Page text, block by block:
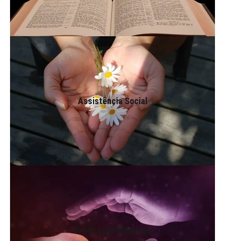
Assistência Social
Assistência Social
Atividades voltadas ao acolhimento, esclarecimento e
assistência espiritual e material do ser.
Práticas Mediúnicas
Práticas Mediúnicas
Atividades voltadas à educação de médiuns e ao
esclarecimento e tratamento espiritual de criaturas